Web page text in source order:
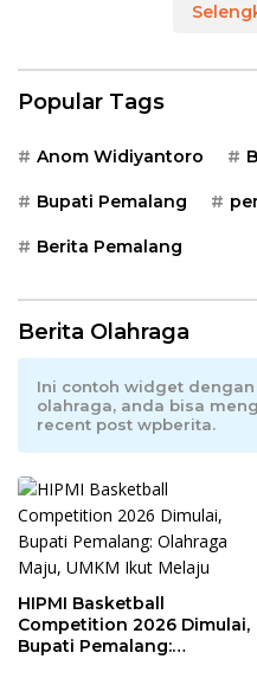
Popular Tags
Anom Widiyantoro
Bupati Pemalang
Berita Pemalang
Berita Olahraga
Ini contoh widget
olahraga, anda bisa
recent post wpberita.
HIPMI Basketball
Competition 2026 Dimulai,
Bupati Pemalang: